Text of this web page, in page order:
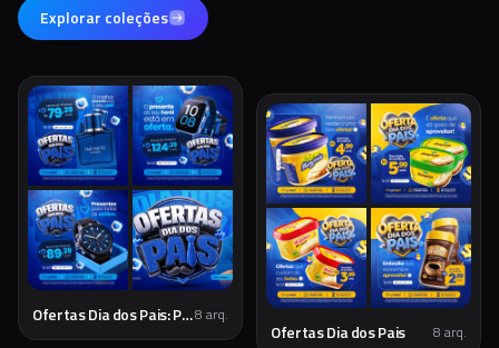
Explorar coleções
Ofertas Dia dos Pais: Presentes Especiais8 arq.
Ofertas Dia dos Pais 8 arq.